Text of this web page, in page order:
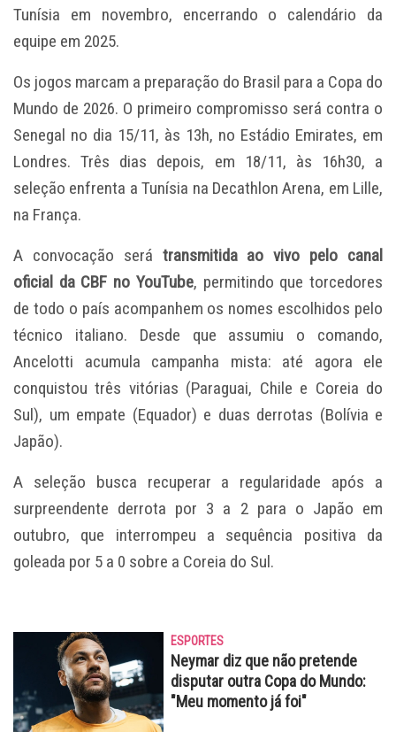
Tunísia em novembro, encerrando o calendário da
equipe em 2025.
Os jogos marcam a preparação do Brasil para a Copa do
Mundo de 2026. O primeiro compromisso será contra o
Senegal no dia 15/11, às 13h, no Estádio Emirates, em
Londres. Três dias depois, em 18/11, às 16h30, a
seleção enfrenta a Tunísia na Decathlon Arena, em Lille,
na França.
A convocação será transmitida ao vivo pelo canal
oficial da CBF no YouTube, permitindo que torcedores
de todo o país acompanhem os nomes escolhidos pelo
técnico italiano. Desde que assumiu o comando,
Ancelotti acumula campanha mista: até agora ele
conquistou três vitórias (Paraguai, Chile e Coreia do
Sul), um empate (Equador) e duas derrotas (Bolívia e
Japão).
A seleção busca recuperar a regularidade após a
surpreendente derrota por 3 a 2 para o Japão em
outubro, que interrompeu a sequência positiva da
goleada por 5 a 0 sobre a Coreia do Sul.
ESPORTES
Neymar diz que não pretende
disputar outra Copa do Mundo:
"Meu momento já foi"